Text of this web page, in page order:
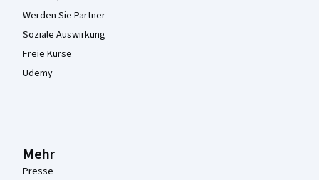
Werden Sie Partner
Soziale Auswirkung
Freie Kurse
Udemy
Mehr
Presse